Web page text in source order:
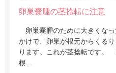
卵巣嚢腫の茎捻転に注意
卵巣嚢腫のために大きくな
かけで、卵巣が根元からくる
ります。これが茎捻転です。
根…